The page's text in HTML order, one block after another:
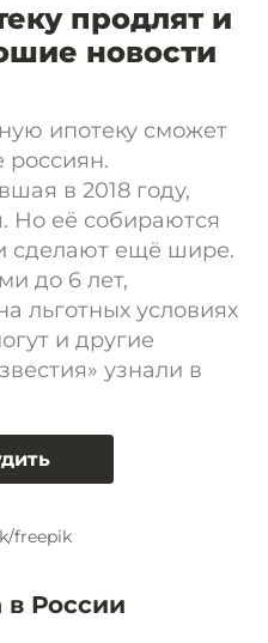
продлят и
новости
ипотеку сможет
россиян.
в 2018 году,
Но её собираются
сделают ещё шире.
до 6 лет,
льготных условиях
и другие
узнали в
freepik
России